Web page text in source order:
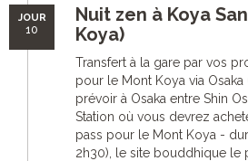
JOUR
10
Nuit zen à Koya
Koya)
Transfert à la gare par vos
pour le Mont Koya via
prévoir à Osaka entre Shin
Station où vous devrez
pass pour le Mont Koya -
2h30), le site bouddhique le